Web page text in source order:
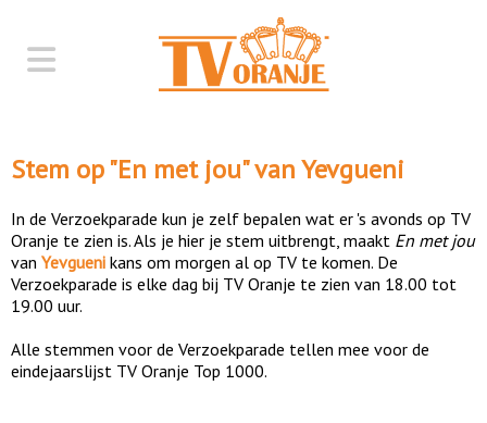
Stem op "En met jou" vanYevgueni
In de Verzoekparade kun je zelf bepalen wat er 's avonds op TV
Oranje te zien is. Als je hier je stem uitbrengt, maakt En met jou
van Yevgueni kans om morgen al op TV te komen. De
Verzoekparade is elke dag bij TV Oranje te zien van 18.00 tot
19.00 uur.
Alle stemmen voor de Verzoekparade tellen mee voor de
eindejaarslijst TV Oranje Top 1000.